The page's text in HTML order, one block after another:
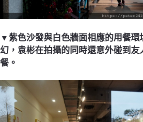
▼紫色沙發與白色牆面相應的用餐環
幻，袁彬在拍攝的同時還意外碰到友
餐。